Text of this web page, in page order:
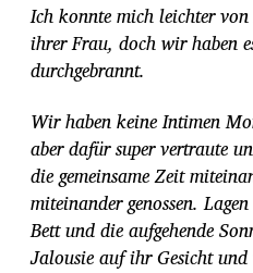
Ich konnte mich leichter
ihrer Frau, doch wir haben
durchgebrannt.
Wir haben keine Intimen
aber dafür super vertraute
die gemeinsame Zeit
miteinander genossen.
Bett und die aufgehende
Jalousie auf ihr Gesicht